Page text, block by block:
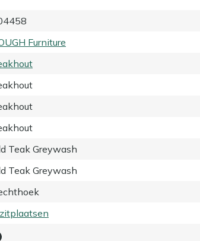
Furniture
Teak Greywash
Teak Greywash